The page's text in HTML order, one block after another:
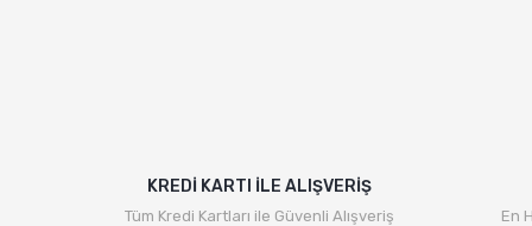
Bu ürüne benzer farklı alternatifler olmalı.
KREDİ KARTI İLE ALIŞVERİŞ
Tüm Kredi Kartları ile Güvenli Alışveriş
En